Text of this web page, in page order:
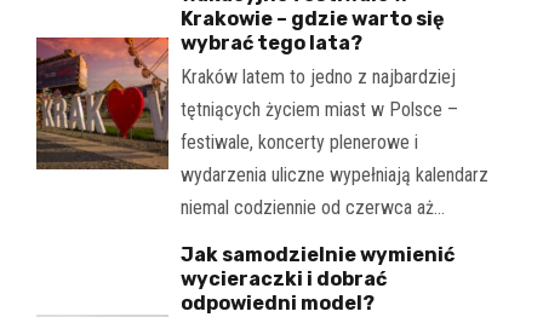
Krakowie – gdzie warto się
wybrać tego lata?
Kraków latem to jedno z najbardziej
tętniących życiem miast w Polsce –
festiwale, koncerty plenerowe i
wydarzenia uliczne wypełniają kalendarz
niemal codziennie od czerwca aż…
Jak samodzielnie wymienić
wycieraczki i dobrać
odpowiedni model?